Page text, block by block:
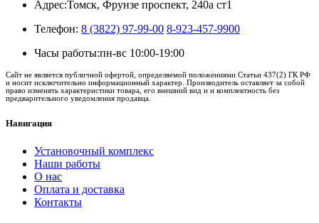
Адрес:Томск, Фрунзе проспект, 240а ст1
Телефон: 8 (3822) 97-99-00 8-923-457-9900
Часы работы:пн-вс 10:00-19:00
Сайт не является публичной офертой, определяемой положениями Статьи 437(2) ГК РФ
и носит исключительно информационный характер. Производитель оставляет за собой
право изменять характеристики товара, его внешний вид и и комплектность без
предварительного уведомления продавца.
Навигация
Установочный комплекс
Наши работы
О нас
Оплата и доставка
Контакты